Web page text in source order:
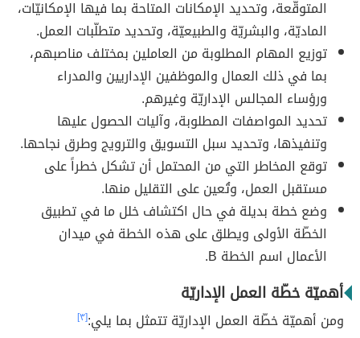
المتوقّعة، وتحديد الإمكانات المتاحة بما فيها الإمكانيّات،
الماديّة، والبشريّة والطبيعيّة، وتحديد متطلّبات العمل.
توزيع المهام المطلوبة من العاملين بمختلف مناصبهم،
بما في ذلك العمال والموظفين الإداريين والمدراء
ورؤساء المجالس الإداريّة وغيرهم.
تحديد المواصفات المطلوبة، وآليات الحصول عليها
وتنفيذها، وتحديد سبل التسويق والترويج وطرق نجاحها.
توقع المخاطر التي من المحتمل أن تشكل خطراً على
مستقبل العمل، وتُعين على التقليل منها.
وضع خطة بديلة في حال اكتشاف خلل ما في تطبيق
الخطّة الأولى ويطلق على هذه الخطة في ميدان
الأعمال اسم الخطة B.
أهميّة خطّة العمل الإداريّة
ومن أهميّة خطّة العمل الإداريّة تتمثل بما يلي:[٣]